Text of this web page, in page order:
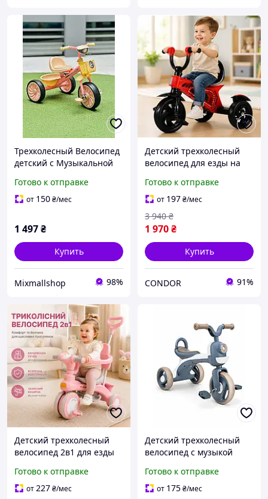
Трехколесный Велосипед
детский с Музыкальной
колесами Велосипед для
малышей 3+ лет Розовый
Готово к отправке
от 150₴/мес
1 497₴
Купить
Mixmallshop 98%
Детский трехколесный
велосипед для езды на
звуками
Готово к отправке
от 197₴/мес
1 970₴
3 940 ₴
Купить
CONDOR 91%
Детский трехколесный
велосипед 2в1 для езды
Готово к отправке
от227₴/мес
Детский трехколесный
велосипед с музыкой
кг Синий (49676124),
Синий
Готово к отправке
от 175₴/мес